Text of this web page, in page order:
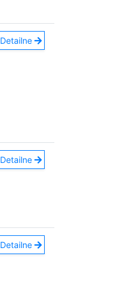
Detailne
Detailne
Detailne